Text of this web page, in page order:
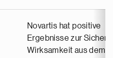
Novartis hat positive
Ergebnisse zur
Wirksamkeit aus dem